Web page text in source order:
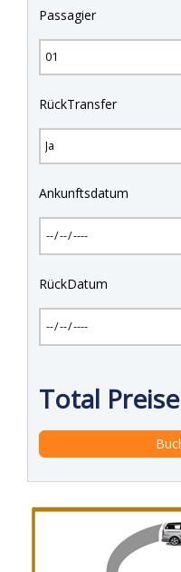
Passagier
RückTransfer
Ankunftsdatum
RückDatum
Total Preise